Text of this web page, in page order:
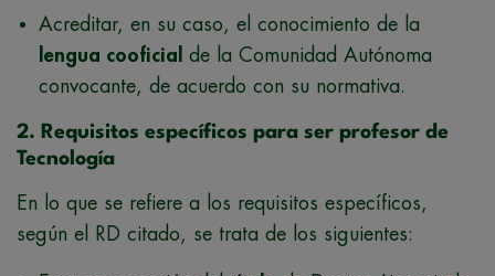
Acreditar, en su caso, el conocimiento de la
lengua cooficial
de la Comunidad Autónoma
convocante, de acuerdo con su normativa.
2. Requisitos específicos para ser profesor de
Tecnología
En lo que se refiere a los requisitos específicos,
según el RD citado, se trata de los siguientes: